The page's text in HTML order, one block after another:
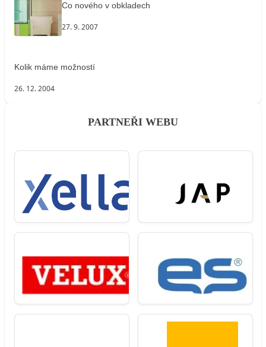
Co nového v obkladech
27. 9. 2007
Kolik máme možností
26. 12. 2004
PARTNEŘI WEBU